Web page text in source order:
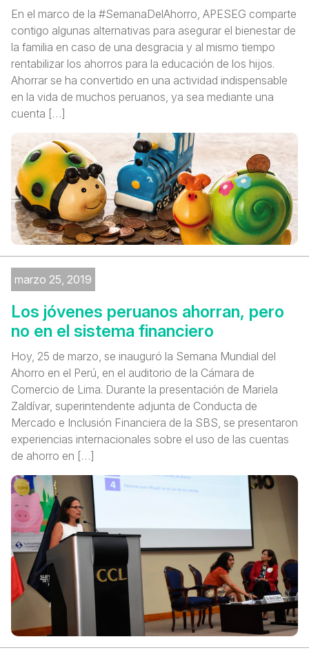
En el marco de la #SemanaDelAhorro, APESEG comparte
contigo algunas alternativas para asegurar el bienestar de
la familia en caso de una desgracia y al mismo tiempo
rentabilizar los ahorros para la educación de los hijos.
Ahorrar se ha convertido en una actividad indispensable
en la vida de muchos peruanos, ya sea mediante una
cuenta […]
marzo 25, 2019
Los jóvenes peruanos ahorran, pero
no en el sistema financiero
Hoy, 25 de marzo, se inauguró la Semana Mundial del
Ahorro en el Perú, en el auditorio de la Cámara de
Comercio de Lima. Durante la presentación de Mariela
Zaldívar, superintendente adjunta de Conducta de
Mercado e Inclusión Financiera de la SBS, se presentaron
experiencias internacionales sobre el uso de las cuentas
de ahorro en […]